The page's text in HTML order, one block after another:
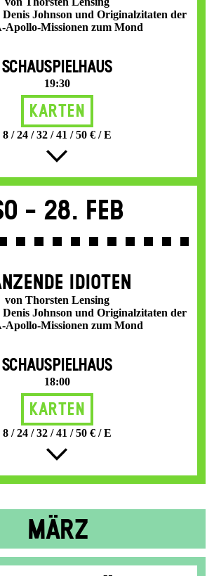
Johnson und Originalzitaten der
Apollo-Missionen zum Mond
SCHAUSPIELHAUS
19:30
Karten
8 / 24 / 32 / 41 / 50 € / E
- 28. Feb
IDIOTEN
von Thorsten Lensing
Johnson und Originalzitaten der
Apollo-Missionen zum Mond
SCHAUSPIELHAUS
18:00
Karten
8 / 24 / 32 / 41 / 50 € / E
MÄRZ